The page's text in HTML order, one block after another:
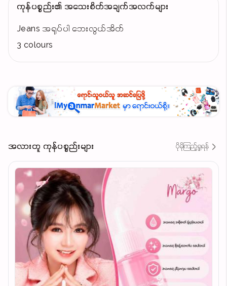
ကုန်ပစ္စည်း၏ အသေးစိတ်အချက်အလက်များ
Jeans အရုပ်ပါ ဘေးလွယ်အိတ်
3 colours
အလားတူ ကုန်ပစ္စည်းများ ပိုမိုကြည့်ရှုရန်